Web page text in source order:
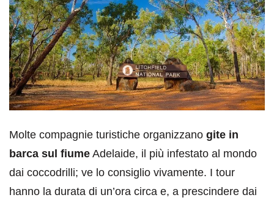
Molte compagnie turistiche organizzano gite in
barca sul fiume Adelaide, il più infestato al mondo
dai coccodrilli; ve lo consiglio vivamente. I tour
hanno la durata di un’ora circa e, a prescindere dai